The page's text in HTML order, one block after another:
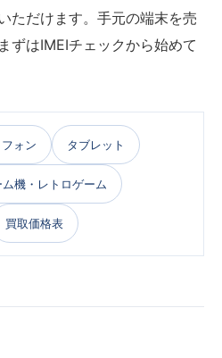
ただけます。手元の端末を売
ずはIMEIチェックから始めて
ォン タブレット
機・レトロゲーム
買取価格表